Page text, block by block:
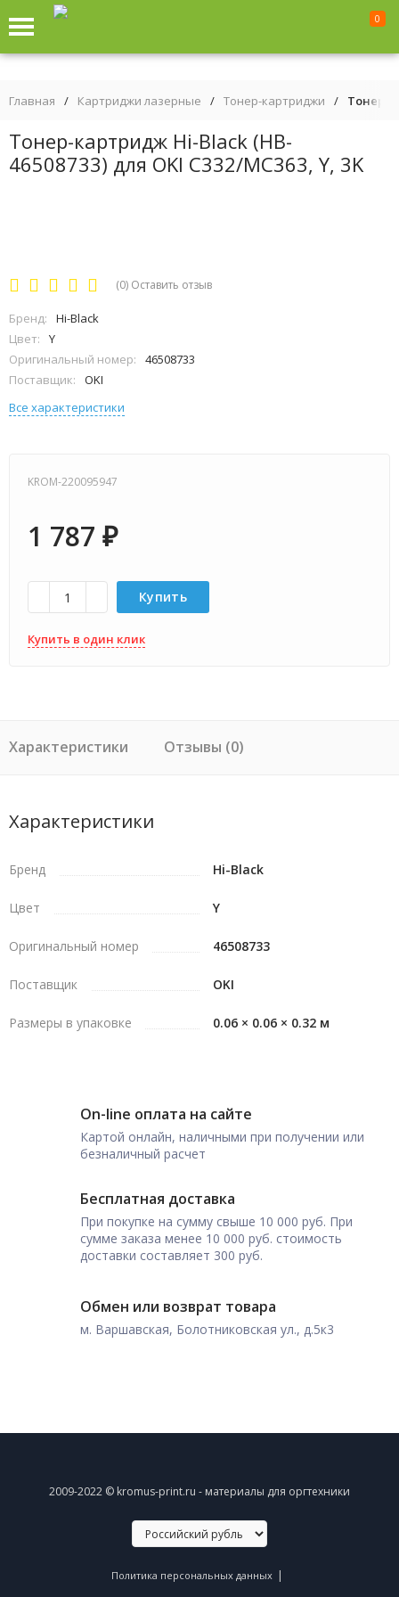
0
Главная / Картриджи лазерные / Тонер-картриджи / Тонер-
Тонер-картридж Hi-Black (HB-
46508733) для OKI C332/MC363, Y, 3K
(0) Оставить отзыв
Бренд:
Hi-Black
Цвет:
Y
Оригинальный номер:
46508733
Поставщик:
OKI
Все характеристики
KROM-220095947
1 787 ₽
Купить
Купить в один клик
Характеристики Отзывы (0)
Характеристики
Бренд Hi-Black
Цвет Y
Оригинальный номер 46508733
Поставщик OKI
Размеры в упаковке 0.06 × 0.06 × 0.32 м
On-line оплата на сайте
Картой онлайн, наличными при получении или
безналичный расчет
Бесплатная доставка
При покупке на сумму свыше 10 000 руб. При
сумме заказа менее 10 000 руб. стоимость
доставки составляет 300 руб.
Обмен или возврат товара
м. Варшавская, Болотниковская ул., д.5к3
2009-2022 © kromus-print.ru - материалы для оргтехники
Политика персональных данных |